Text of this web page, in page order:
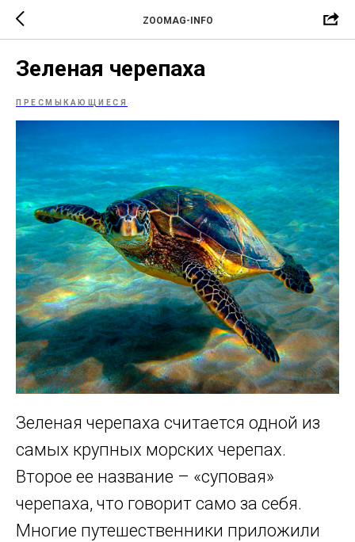
ZOOMAG-INFO
Зеленая черепаха
ПРЕСМЫКАЮЩИЕСЯ
Зеленая черепаха считается одной из
самых крупных морских черепах.
Второе ее название – «суповая»
черепаха, что говорит само за себя.
Многие путешественники приложили